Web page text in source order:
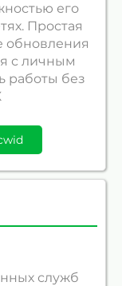
его
Простая
обновления
с личным
работы без
служб